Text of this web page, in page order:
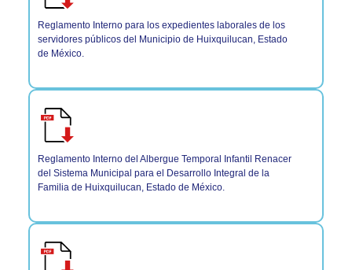
Reglamento Interno para los expedientes laborales de los
servidores públicos del Municipio de Huixquilucan, Estado
de México.
Reglamento Interno del Albergue Temporal Infantil Renacer
del Sistema Municipal para el Desarrollo Integral de la
Familia de Huixquilucan, Estado de México.